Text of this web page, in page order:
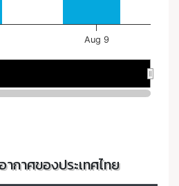
กาศของประเทศไทย